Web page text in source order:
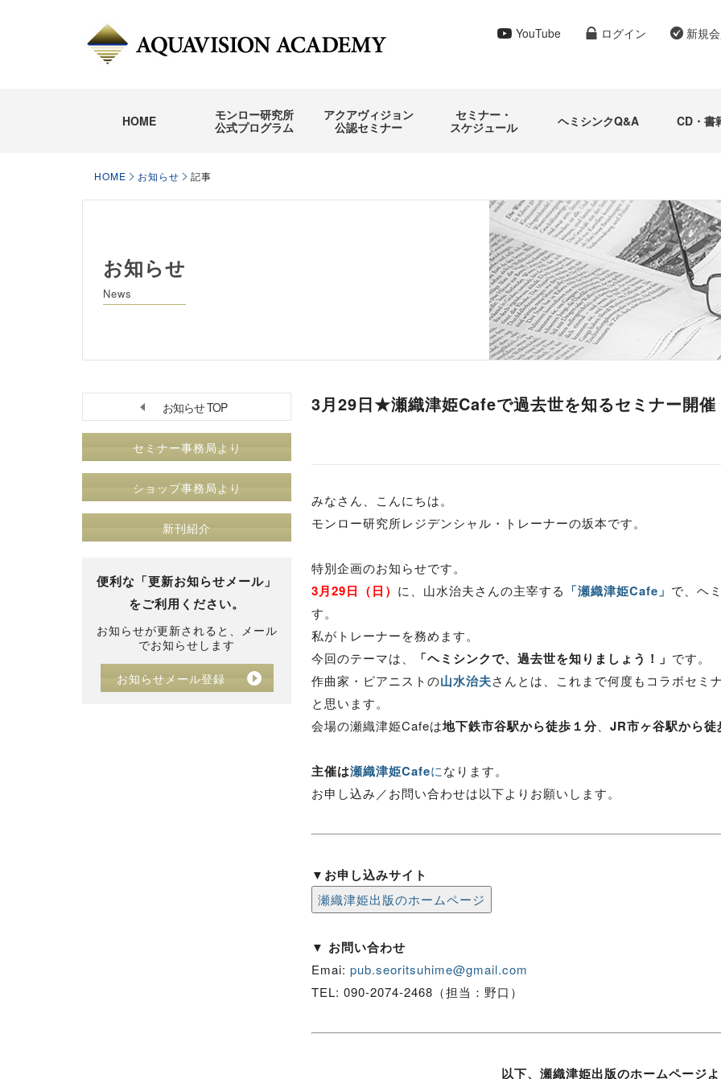
YouTube ログイン 新規
HOME
モンロー研究所
公式プログラム
アクアヴィジョン
公認セミナー
セミナー・
スケジュール
ヘミシンクQ&A CD・書
HOME お知らせ 記事
お知らせ
News
お知らせ TOP
セミナー事務局より
ショップ事務局より
新刊紹介
便利な「更新お知らせメール」
をご利用ください。
お知らせが更新されると、メール
でお知らせします
お知らせメール登録
3月29日★瀬織津姫Cafeで過去世を知るセミナー開催
みなさん、こんにちは。
モンロー研究所レジデンシャル・トレーナーの坂本です。
特別企画のお知らせです。
3月29日（日） に、山水治夫さんの主宰する 「瀬織津姫Cafe」 で、ヘ
す。
私がトレーナーを務めます。
今回のテーマは、
「ヘミシンクで、過去世を知りましょう！」 です。
作曲家・ピアニストの山水治夫さんとは、これまで何度もコラボセミ
と思います。
会場の瀬織津姫Cafeは地下鉄市谷駅から徒歩１分 JR市ヶ谷駅から徒
主催は瀬織津姫Cafeになります。
お申し込み／お問い合わせは以下よりお願いします。
▼お申し込みサイト
瀬織津姫出版のホームページ
▼ お問い合わせ
Emai: pub.seoritsuhime@gmail.com
TEL: 090-2074-2468（担当：野口）
以下、瀬織津姫出版のホームページ